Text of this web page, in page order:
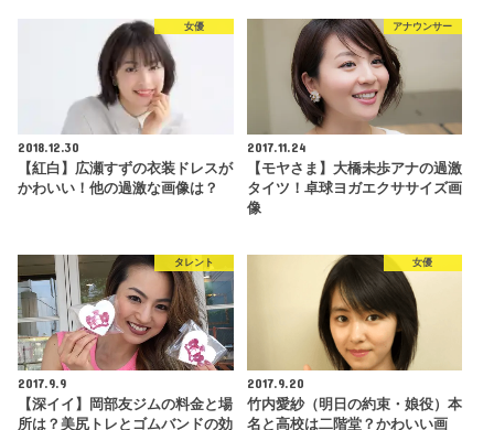
女優
2018.12.30
【紅白】広瀬すずの衣装ドレスが
かわいい！他の過激な画像は？
アナウンサー
2017.11.24
【モヤさま】大橋未歩アナの過激
タイツ！卓球ヨガエクササイズ画
像
タレント
2017.9.9
【深イイ】岡部友ジムの料金と場
所は？美尻トレとゴムバンドの効
女優
2017.9.20
竹内愛紗（明日の約束・娘役）本
名と高校は二階堂？かわいい画